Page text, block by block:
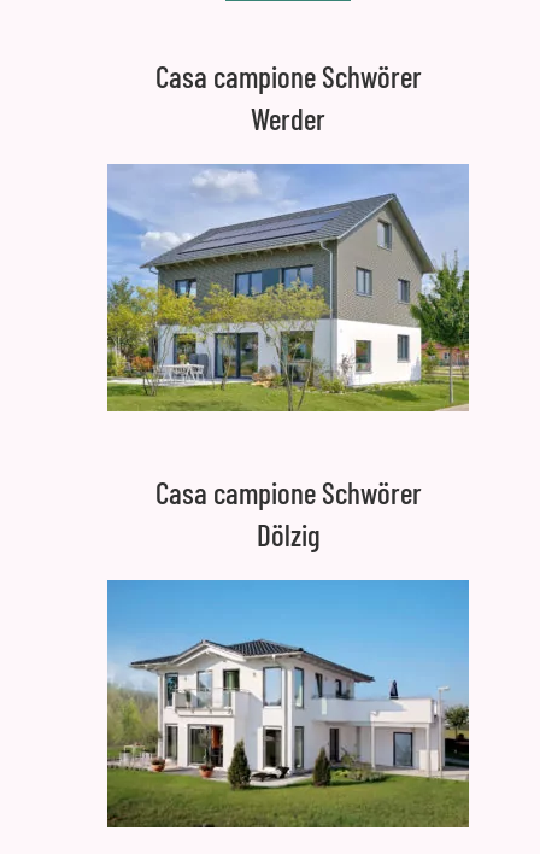
Casa campione Schwörer
Werder
Casa campione Schwörer
Dölzig